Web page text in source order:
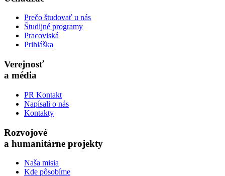
Prečo študovať u nás
Študijné programy
Pracoviská
Prihláška
Verejnosť
a média
PR Kontakt
Napísali o nás
Kontakty
Rozvojové
a humanitárne projekty
Naša misia
Kde pôsobíme